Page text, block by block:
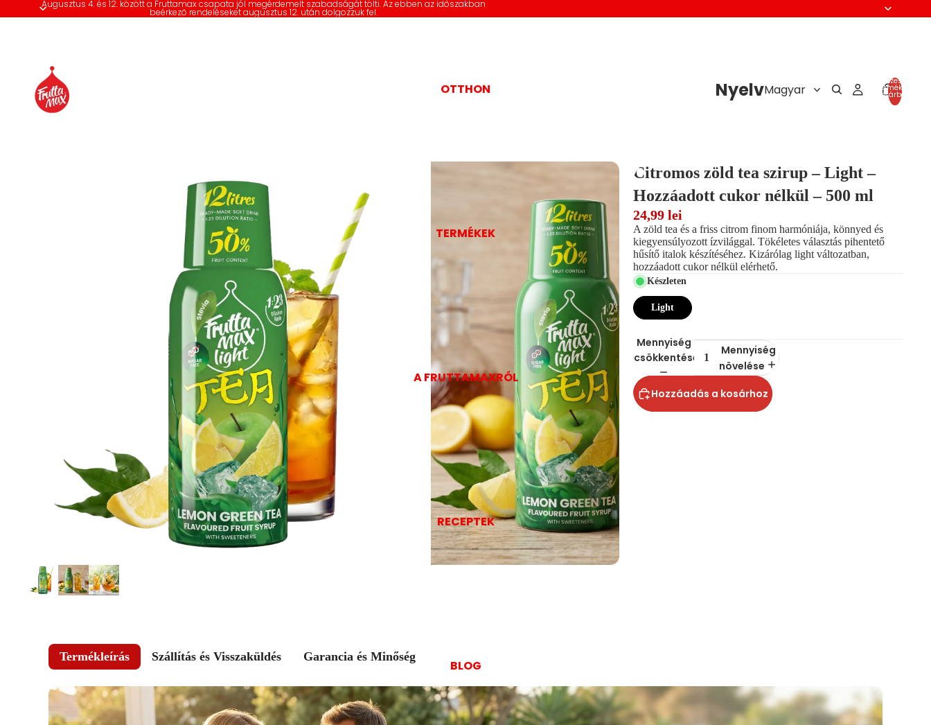
Augusztus 4. és 12. között a Fruttamax csapata jól megérdemelt szabadságát tölti. Az ebben az időszakban
beérkező rendeléseket augusztus 12. után dolgozzuk fel.
OTTHON
TERMÉKEK
A FRUTTAMAXRÓL
RECEPTEK
BLOG
Nyelv Összes
termék a
kosárban:
Citromos zöld tea szirup – Light –
Hozzáadott cukor nélkül – 500 ml
24,99 lei
A zöld tea és a friss citrom finom harmóniája, könnyed és
kiegyensúlyozott ízvilággal. Tökéletes választás pihentető
hűsítő italok készítéséhez. Kizárólag light változatban,
hozzáadott cukor nélkül elérhető.
Készleten
Light
Mennyiség
csökkentése
Mennyiség
növelése
Hozzáadás a kosárhoz
Termékleírás Szállítás és Visszaküldés Garancia és Minőség